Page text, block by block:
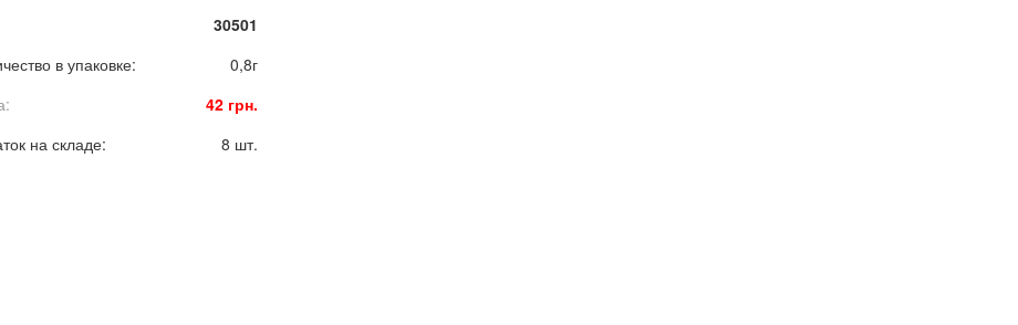
30501
в упаковке:
0,8г
42 грн.
на складе:
8 шт.